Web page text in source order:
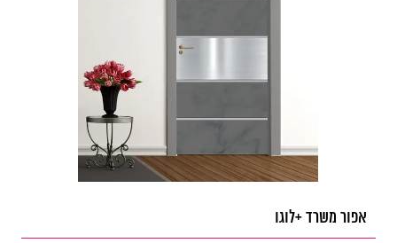
אפור משרד +לוגו